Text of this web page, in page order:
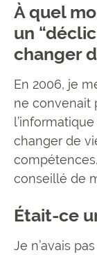
À quel
un
changer
En 2006, je
ne convenait
changer de
compétences.
conseillé de
Était-ce
Je n’avais